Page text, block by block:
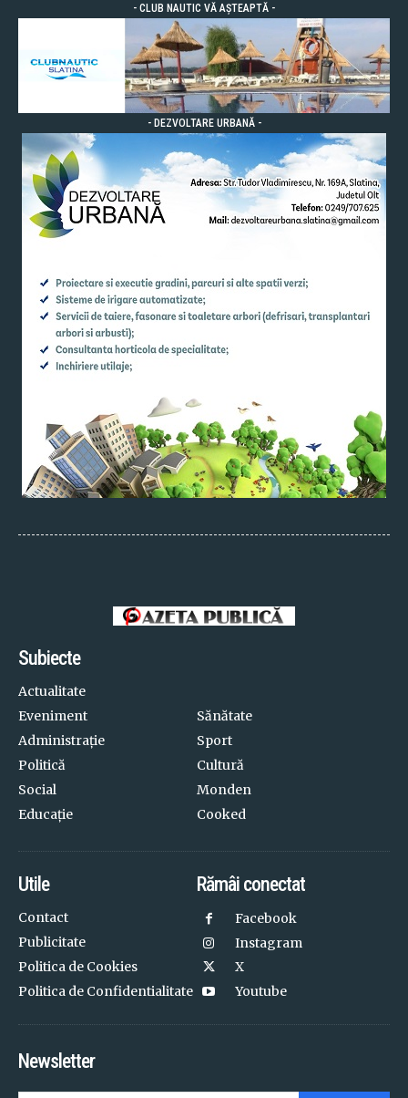
- CLUB NAUTIC VĂ AȘTEAPTĂ -
- DEZVOLTARE URBANĂ -
Subiecte
Actualitate
Eveniment
Administrație
Politică
Social
Educație
Sănătate
Sport
Cultură
Monden
Cooked
Utile
Contact
Publicitate
Politica de Cookies
Politica de Confidentialitate
Rămâi conectat
Facebook
Instagram
X
Youtube
Newsletter